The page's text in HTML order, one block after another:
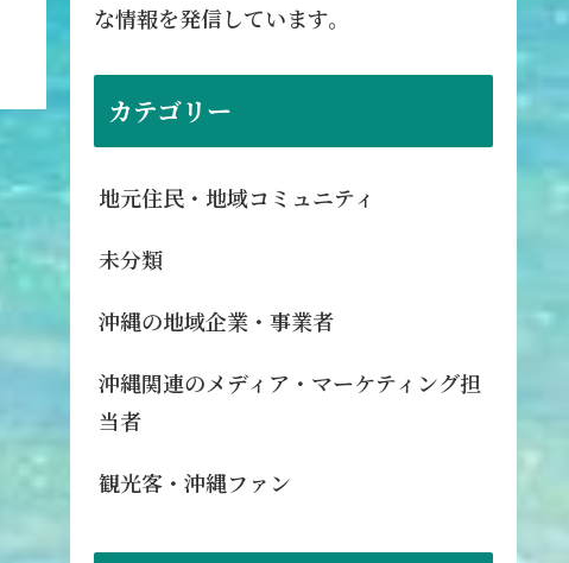
な情報を発信しています。
カテゴリー
地元住民・地域コミュニティ
未分類
沖縄の地域企業・事業者
沖縄関連のメディア・マーケティング担
当者
観光客・沖縄ファン